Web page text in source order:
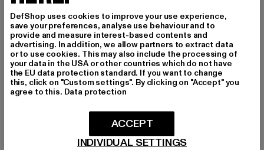
DefShop uses cookies to improve your use experience,
save your preferences, analyse use behaviour and to
provide and measure interest-based contents and
advertising. In addition, we allow partners to extract data
or to use cookies. This may also include the processing of
your data in the USA or other countries which do not have
the EU data protection standard. If you want to change
this, click on "Custom settings". By clicking on "Accept" you
agree to this. Data protection
INDIVIDUAL SETTINGS
ACCEPT